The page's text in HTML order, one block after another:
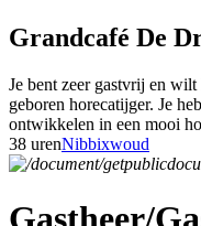
Grandcafé De
Je bent zeer gastvrij en
geboren horecatijger. Je
ontwikkelen in een mooi
38 urenNibbixwoud
Gastheer/